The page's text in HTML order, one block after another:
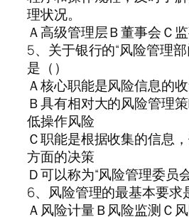
理状况。
Ａ高级管理层Ｂ董事会Ｃ
5、关于银行的“风险管理
是（）
Ａ核心职能是风险信息的
Ｂ具有相对大的风险管理
低操作风险
Ｃ职能是根据收集的信息
方面的决策
Ｄ可以称为“风险管理委员
6、风险管理的最基本要求
Ａ风险计量Ｂ风险监测Ｃ